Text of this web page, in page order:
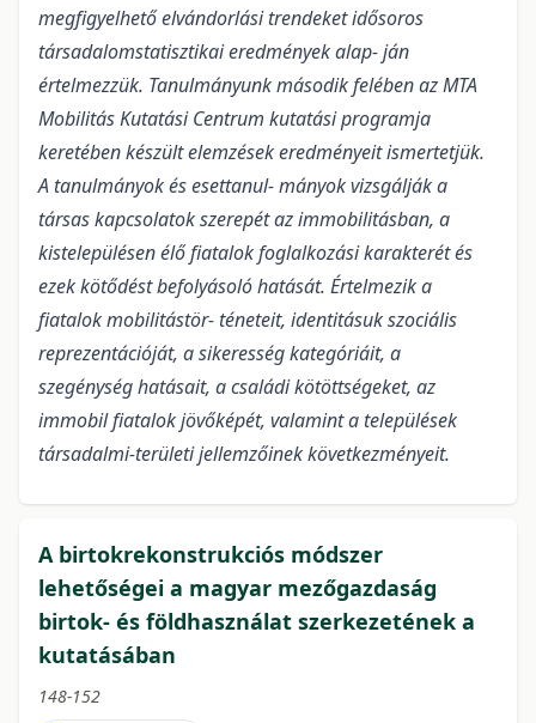
megfigyelhető elvándorlási trendeket idősoros
társadalomstatisztikai eredmények alap- ján
értelmezzük. Tanulmányunk második felében az MTA
Mobilitás Kutatási Centrum kutatási programja
keretében készült elemzések eredményeit ismertetjük.
A tanulmányok és esettanul- mányok vizsgálják a
társas kapcsolatok szerepét az immobilitásban, a
kistelepülésen élő fiatalok foglalkozási karakterét és
ezek kötődést befolyásoló hatását. Értelmezik a
fiatalok mobilitástör- téneteit, identitásuk szociális
reprezentációját, a sikeresség kategóriáit, a
szegénység hatásait, a családi kötöttségeket, az
immobil fiatalok jövőképét, valamint a települések
társadalmi-területi jellemzőinek következményeit.
A birtokrekonstrukciós módszer
lehetőségei a magyar mezőgazdaság
birtok- és földhasználat szerkezetének a
kutatásában
148-152